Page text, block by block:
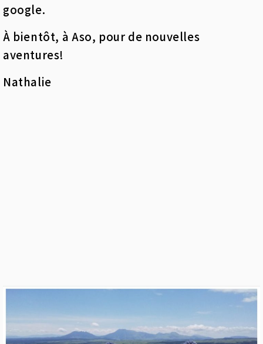
google.
À bientôt, à Aso, pour de nouvelles
aventures!
Nathalie